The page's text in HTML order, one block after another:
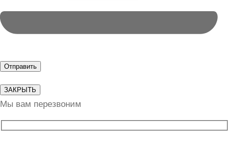
ЗАКРЫТЬ
Мы вам перезвоним